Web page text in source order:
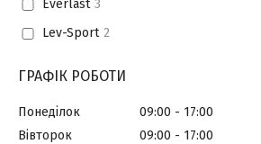
Everlast 3
Lev-Sport 2
ГРАФІК РОБОТИ
Понеділок 09:00
17:00
Вівторок
09:00
17:00